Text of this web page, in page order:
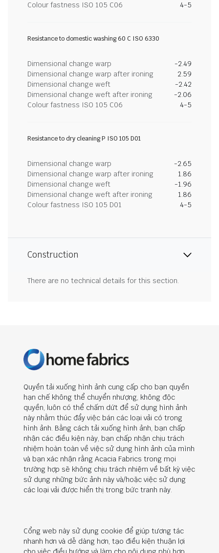
Colour fastness ISO 105 C06
4-5
Resistance to domestic washing 60 C ISO 6330
Dimensional change warp
-2.49
Dimensional change warp after ironing
2.59
Dimensional change weft
-2.42
Dimensional change weft after ironing
-2.06
Colour fastness ISO 105 C06
4-5
Resistance to dry cleaning P ISO 105 D01
Dimensional change warp
-2.65
Dimensional change warp after ironing
1.86
Dimensional change weft
-1.96
Dimensional change weft after ironing
1.86
Colour fastness ISO 105 D01
4-5
Construction
There are no technical details for this section.
Quyền tải xuống hình ảnh cung cấp cho bạn quyền
hạn chế không thể chuyển nhượng, không độc
quyền, luôn có thể chấm dứt để sử dụng hình ảnh
này nhằm thúc đẩy việc bán các loại vải có trong
hình ảnh. Bằng cách tải xuống hình ảnh, bạn chấp
nhận các điều kiện này, bạn chấp nhận chịu trách
nhiệm hoàn toàn về việc sử dụng hình ảnh của mình
và bạn xác nhận rằng Acacia Fabrics trong mọi
trường hợp sẽ không chịu trách nhiệm về bất kỳ việc
sử dụng những bức ảnh này và/hoặc việc sử dụng
các loại vải được hiển thị trong bức tranh này.
Cổng web này sử dụng cookie để giúp tương tác
nhanh hơn và dễ dàng hơn, tạo điều kiện thuận lợi